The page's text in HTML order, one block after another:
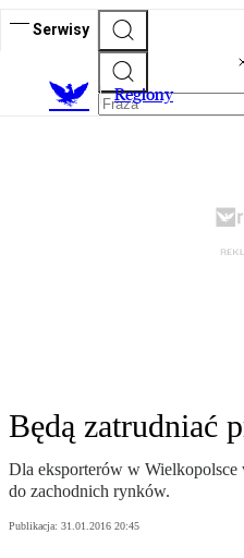
Serwisy
Regiony
Będą zatrudniać
Dla eksporterów w Wielkopolsce
do zachodnich rynków.
Publikacja: 31.01.2016 20:45